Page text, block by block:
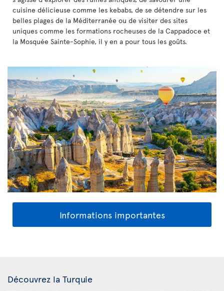
cuisine délicieuse comme les kebabs, de se détendre sur les
belles plages de la Méditerranée ou de visiter des sites
uniques comme les formations rocheuses de la Cappadoce et
la Mosquée Sainte-Sophie, il y en a pour tous les goûts.
Informations importantes
Découvrez la Turquie